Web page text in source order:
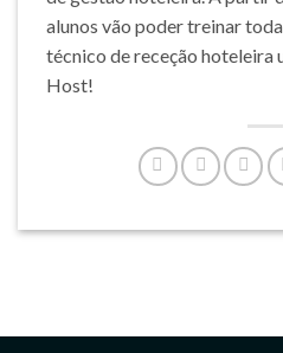
alunos vão poder treinar
técnico de receção hoteleira
Host!